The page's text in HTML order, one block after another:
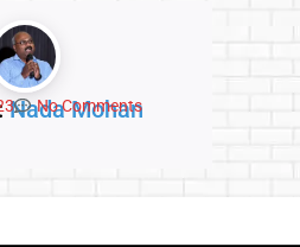
Nada Mohan
No Comments